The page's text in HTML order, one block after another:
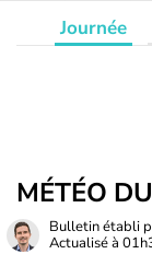
Journée
MÉTÉO
Bulletin établi
Actualisé à